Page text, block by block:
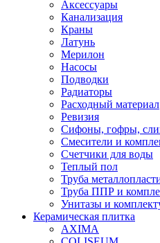
Аксессуары
Канализация
Краны
Латунь
Мерилон
Насосы
Подводки
Радиаторы
Расходный материал
Ревизия
Сифоны, гофры,
Смесители и
Счетчики для воды
Теплый пол
Труба
Труба ППР и
Унитазы и
Керамическая плитка
AXIMA